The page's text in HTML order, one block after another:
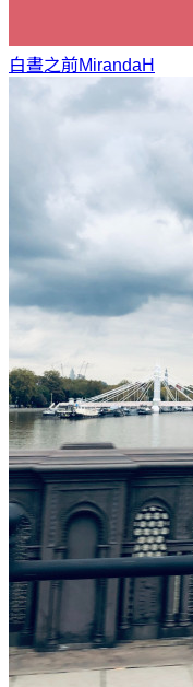
白晝之前MirandaH